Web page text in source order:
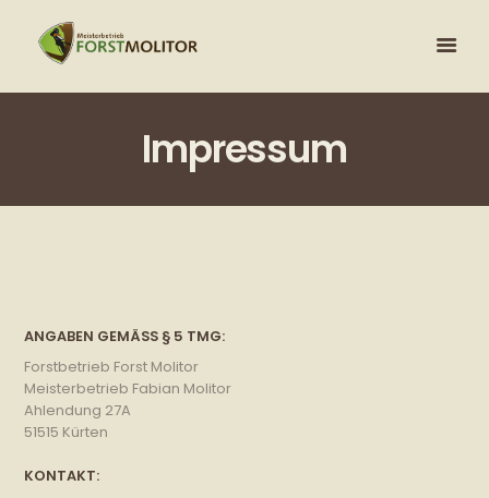
Impressum
ANGABEN GEMÄSS § 5 TMG:
Forstbetrieb Forst Molitor
Meisterbetrieb Fabian Molitor
Ahlendung 27A
51515 Kürten
KONTAKT: